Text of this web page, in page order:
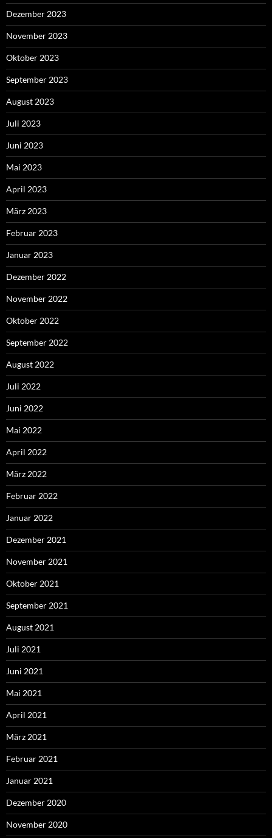
Dezember 2023
November 2023
Oktober 2023
September 2023
August 2023
Juli 2023
Juni 2023
Mai 2023
April 2023
März 2023
Februar 2023
Januar 2023
Dezember 2022
November 2022
Oktober 2022
September 2022
August 2022
Juli 2022
Juni 2022
Mai 2022
April 2022
März 2022
Februar 2022
Januar 2022
Dezember 2021
November 2021
Oktober 2021
September 2021
August 2021
Juli 2021
Juni 2021
Mai 2021
April 2021
März 2021
Februar 2021
Januar 2021
Dezember 2020
November 2020